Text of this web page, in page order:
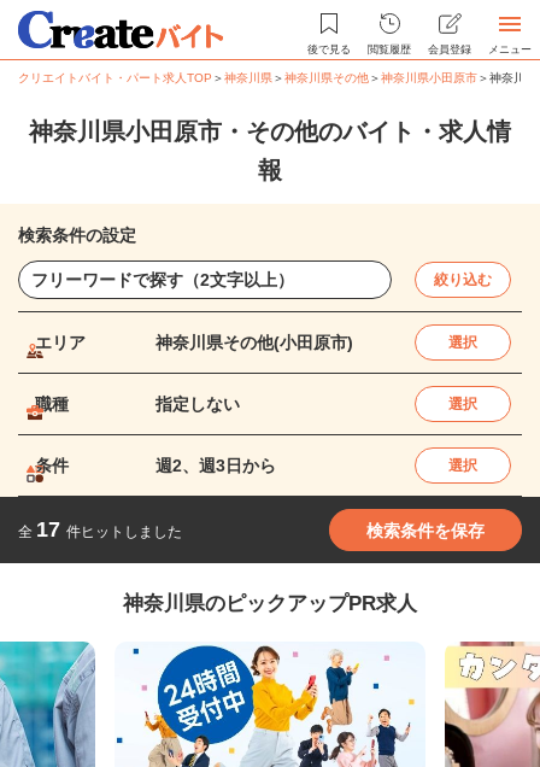
後で見る 閲覧履歴 会員登録 メニュー
クリエイトバイト・パート求人TOP ＞神奈川県＞神奈川県その他＞神奈川県小田原市＞神奈川
神奈川県小田原市・その他のバイト・求人情
報
検索条件の設定
絞り込む
エリア 神奈川県その他(小田原市) 選択
職種 指定しない 選択
条件 週2、週3日から 選択
全 17 件ヒットしました 検索条件を保存
神奈川県のピックアップPR求人